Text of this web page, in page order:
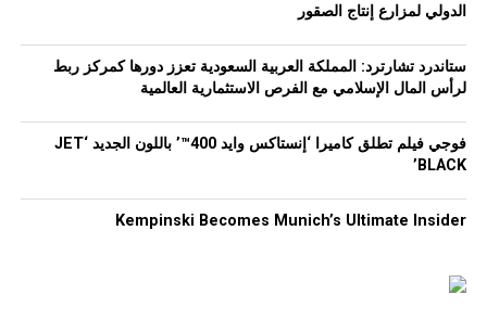
الدولي لمزارع إنتاج الصقور
ستاندرد تشارترد: المملكة العربية السعودية تعزز دورها كمركز ربط
لرأس المال الإسلامي مع الفرص الاستثمارية العالمية
فوجي فيلم تطلق كاميرا ‘إنستاكس وايد 400™’ باللون الجديد ‘JET
BLACK’
Kempinski Becomes Munich’s Ultimate Insider